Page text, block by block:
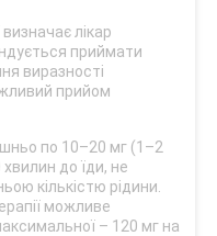
лікар
приймати
виразності
прийом
по 10–20 мг (1–2
до їди, не
кількістю рідини.
можливе
– 120 мг на